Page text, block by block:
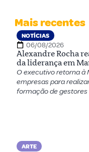
Mais recentes
NOTÍCIAS
06/08/2026
Alexandre Rocha
da liderança em
O executivo retorna à
empresas para
formação de gestores
ARTE